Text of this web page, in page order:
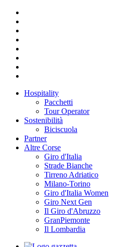
Hospitality
Pacchetti
Tour Operator
Sostenibilità
Biciscuola
Partner
Altre Corse
Giro d'Italia
Strade Bianche
Tirreno Adriatico
Milano-Torino
Giro d'Italia Women
Giro Next Gen
Il Giro d'Abruzzo
GranPiemonte
Il Lombardia